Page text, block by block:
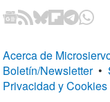
Acerca de
Boletín/Newsletter •
Privacidad y Cookies